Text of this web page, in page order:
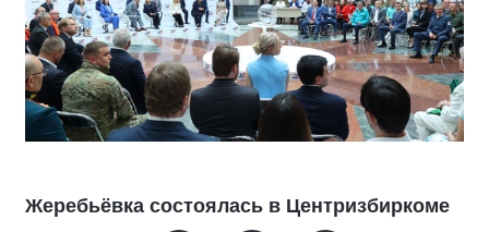
Жеребьёвка состоялась в Центризбиркоме